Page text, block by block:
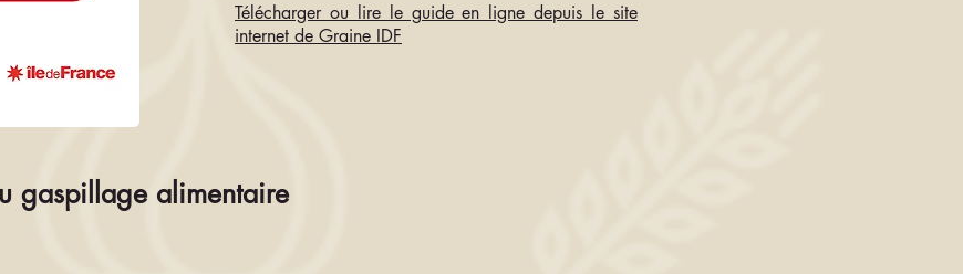
Télécharger ou lire le guide en ligne depuis le site
internet de Graine IDF
gaspillage alimentaire